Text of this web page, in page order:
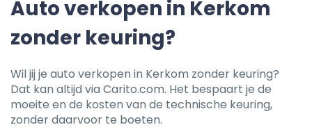
Auto verkopen in Kerkom
zonder keuring?
Wil jij je auto verkopen in Kerkom zonder keuring?
Dat kan altijd via Carito.com. Het bespaart je de
moeite en de kosten van de technische keuring,
zonder daarvoor te boeten.